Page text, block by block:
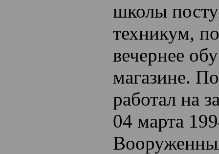
школы
техникум,
вечернее
магазине.
работал на
04 марта